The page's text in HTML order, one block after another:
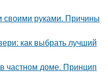
своими руками. Причины
как выбрать лучший
частном доме. Принцип